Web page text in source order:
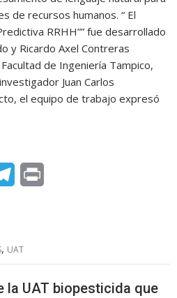
r
a
m
de recursos humanos. “ El
RRHH”” fue desarrollado
y Ricardo Axel Contreras
de Ingeniería Tampico,
Juan Carlos
el equipo de trabajo expresó
e
g
r
t
, UAT
la UAT biopesticida que